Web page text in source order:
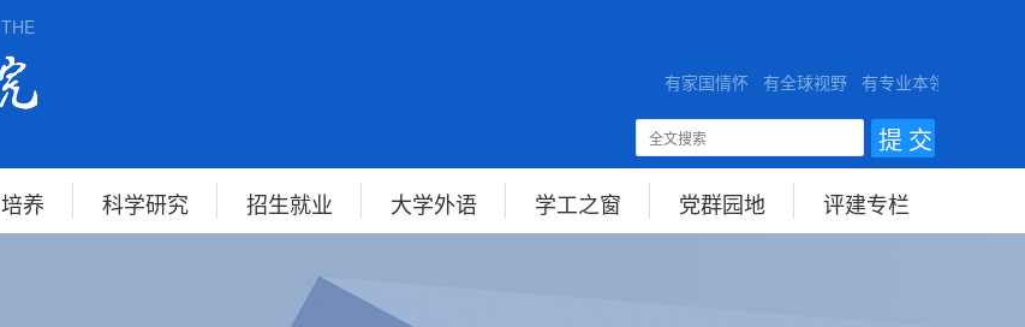
SCHOOL OF FOREIGN STUDIES, ANHUI NORMAL UNIVERSITY
有家国情怀 有全球视野 有专业本领
养 科学研究 招生就业 大学外语 学工之窗 党群园地 评建专栏